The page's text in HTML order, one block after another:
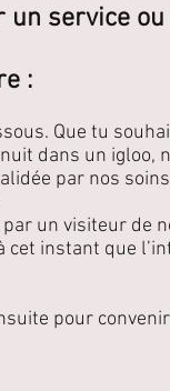
service
:
Que tu
dans un igloo,
par nos
par un visiteur
cet instant que
pour